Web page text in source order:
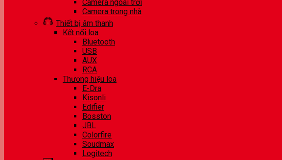
Camera ngoài trời
Camera trong nhà
Thiết bị âm thanh
Kết nối loa
Bluetooth
USB
AUX
RCA
Thương hiệu loa
E-Dra
Kisonli
Edifier
Bosston
JBL
Colorfire
Soudmax
Logitech